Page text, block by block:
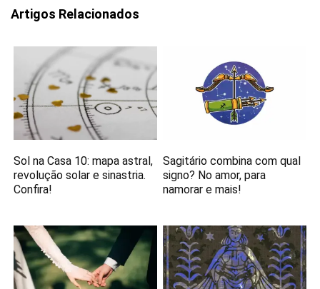
Artigos Relacionados
Sol na Casa 10: mapa astral,
revolução solar e sinastria.
Confira!
Sagitário combina com qual
signo? No amor, para
namorar e mais!